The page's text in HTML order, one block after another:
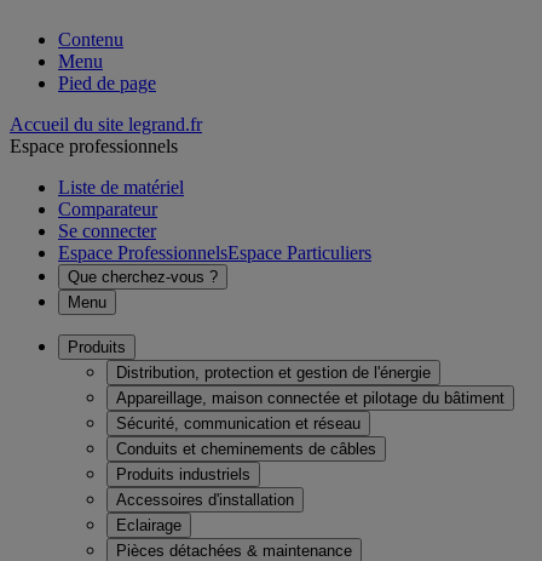
Contenu
Menu
Pied de page
Accueil du site legrand.fr
Espace professionnels
Liste de matériel
Comparateur
Se connecter
Espace ProfessionnelsEspace Particuliers
Que cherchez-vous ?
Menu
Produits
Distribution, protection et gestion de l'énergie
Appareillage, maison connectée et pilotage du bâtiment
Sécurité, communication et réseau
Conduits et cheminements de câbles
Produits industriels
Accessoires d'installation
Eclairage
Pièces détachées & maintenance